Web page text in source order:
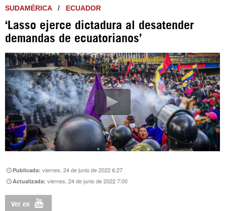
http://twitter.com/nexo_latino
https://t.me/hispantvcanal
https://urmedium.com/c/hispantv
Instagram como: hispan_tv
SUDAMÉRICA/ ECUADOR
‘Lasso ejerce dictadura al desatender
demandas de ecuatorianos’
Publicada:viernes, 24 de junio de 2022 6:27
Actualizada:viernes, 24 de junio de 2022 7:00
Ver en